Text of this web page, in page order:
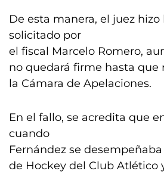
De esta manera, el juez
solicitado por
el fiscal Marcelo Romero,
no quedará firme hasta que
la Cámara de Apelaciones.
En el fallo, se acredita que
cuando
Fernández se
de Hockey del Club Atlético